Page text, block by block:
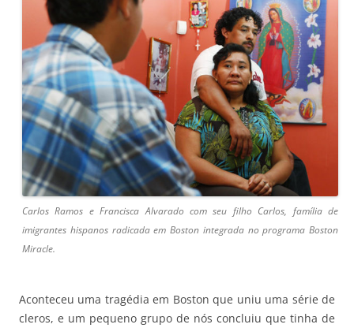
Carlos Ramos e Francisca Alvarado com seu filho Carlos, família de
imigrantes hispanos radicada em Boston integrada no programa Boston
Miracle.
Aconteceu uma tragédia em Boston que uniu uma série de
cleros, e um pequeno grupo de nós concluiu que tinha de